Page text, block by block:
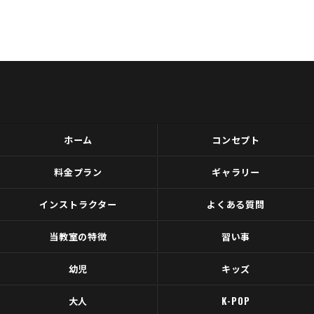
ホーム コンセプト
料金プラン ギャラリー
インストラクター よくある質問
当教室の特徴 習い事
幼児 キッズ
大人 K-POP